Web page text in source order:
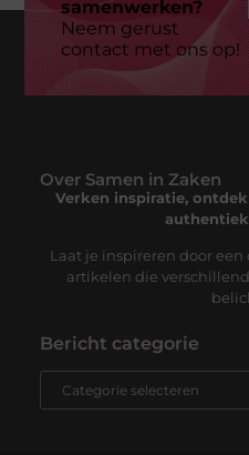
samenwerken?
Neem gerust
contact met ons op!
Over Samen in Zaken
Verken inspiratie,
Laat je inspireren door
artikelen die
Bericht categorie